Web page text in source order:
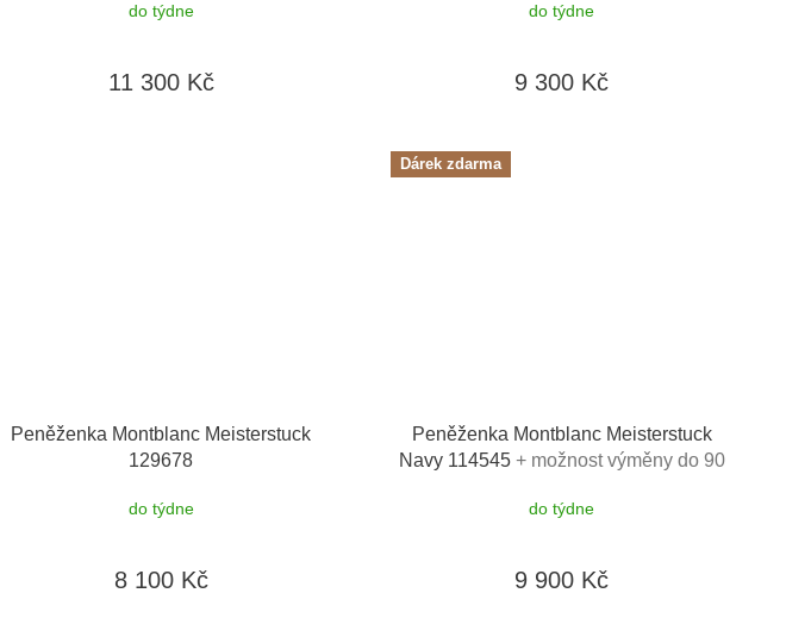
do týdne
11 300 Kč
do týdne
9 300 Kč
Peněženka Montblanc Meisterstuck
129678
do týdne
8 100 Kč
Dárek zdarma
Peněženka Montblanc Meisterstuck
Navy 114545 + možnost výměny do 90
toaletní voda Montblanc v hodnotě
do týdne
9 900 Kč